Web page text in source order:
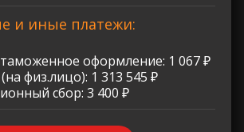
и иные платежи:
оформление: 1 067 ₽
физ.лицо): 1 313 545 ₽
сбор: 3 400 ₽